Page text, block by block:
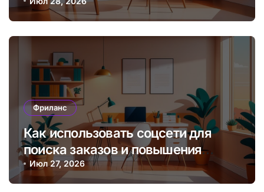
клиентов на фрилансе онлайн?
Фриланс
Как использовать соцсети для
поиска заказов и повышения
дохода фрилансера
Июл 27, 2026